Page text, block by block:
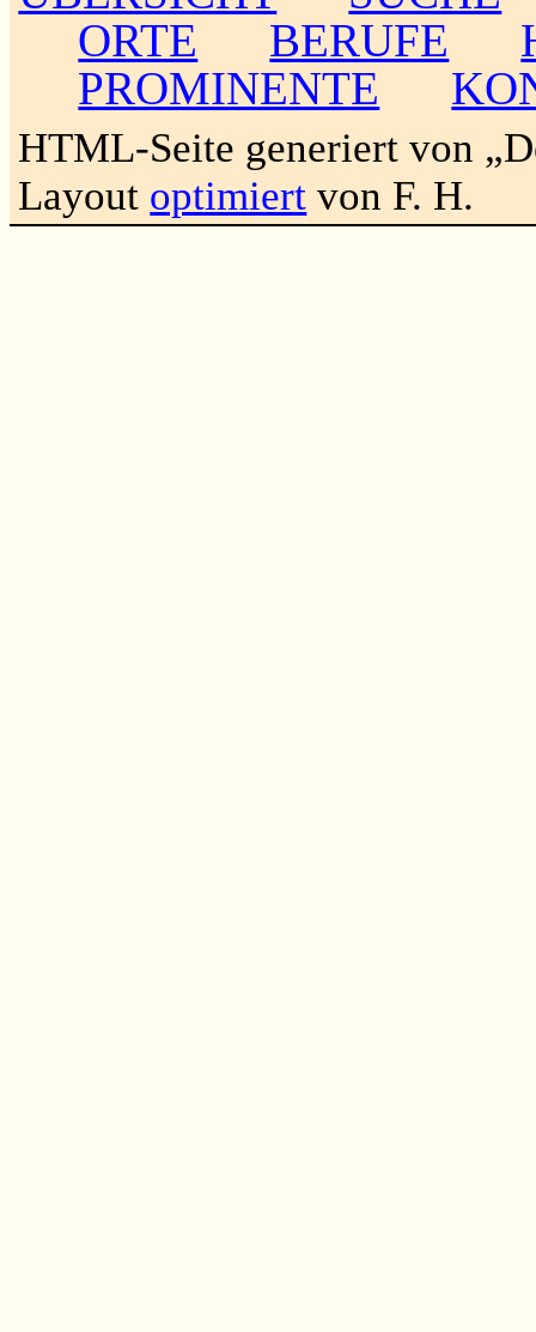
ORTE
BERUFE
PROMINENTE
HTML-Seite generiert von
Layout optimiert von F. H.